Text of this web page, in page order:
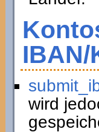
wird